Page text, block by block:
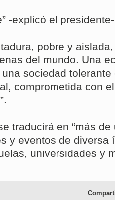
-explicó el
pobre y
del mundo. Una
sociedad
comprometida con
traducirá en “más de
y eventos de diversa
universidades y